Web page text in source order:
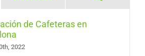
de Cafeteras en
2022